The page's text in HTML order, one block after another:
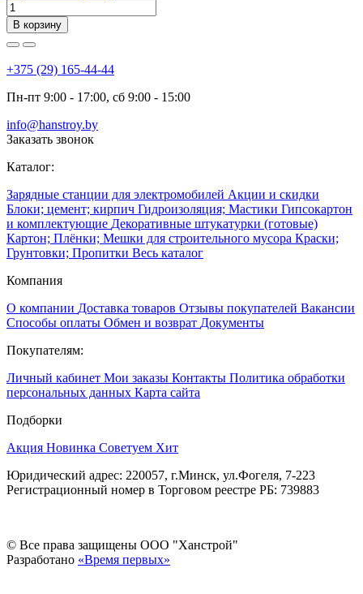
В корзину
+375 (29) 165-44-44
Пн-пт 9:00 - 17:00, сб 9:00 - 15:00
info@hanstroy.by
Заказать звонок
Каталог:
Зарядные станции для электромобилей Акции и скидки
Блоки; цемент; кирпич Гидроизоляция; Мастики Гипсокартон
и комплектующие Декоративные штукатурки (готовые)
Картон; Плёнки; Мешки для строительного мусора Краски;
Грунтовки; Пропитки Весь каталог
Компания
О компании Доставка товаров Отзывы покупателей Вакансии
Способы оплаты Обмен и возврат Документы
Покупателям:
Личный кабинет Мои заказы Контакты Политика обработки
персональных данных Карта сайта
Подборки
Акция Новинка Советуем Хит
Юридический адрес: 220057, г.Минск, ул.Фогеля, 7-223
Регистрационный номер в Торговом реестре РБ: 739883
© Все права защищены ООО "Ханстрой"
Разработано «Время первых»